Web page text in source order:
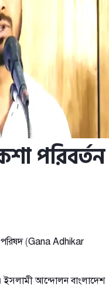
পরিবর্তন
(Gana Adhikar
ইসলামী আন্দোলন বাংলাদেশ